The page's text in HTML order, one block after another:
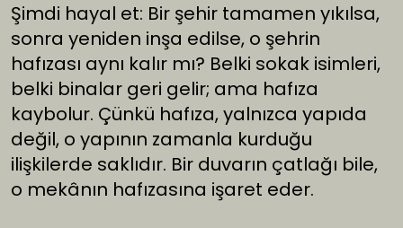
Şimdi hayal et: Bir şehir tamamen yıkılsa,
sonra yeniden inşa edilse, o şehrin
hafızası aynı kalır mı? Belki sokak isimleri,
belki binalar geri gelir; ama hafıza
kaybolur. Çünkü hafıza, yalnızca yapıda
değil, o yapının zamanla kurduğu
ilişkilerde saklıdır. Bir duvarın çatlağı bile,
o mekânın hafızasına işaret eder.